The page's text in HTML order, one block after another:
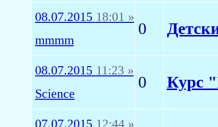
08.07.2015 18:01 »
mmmm
0
08.07.2015 11:23 »
Science
0 Курс
07.07.2015 12:44 »